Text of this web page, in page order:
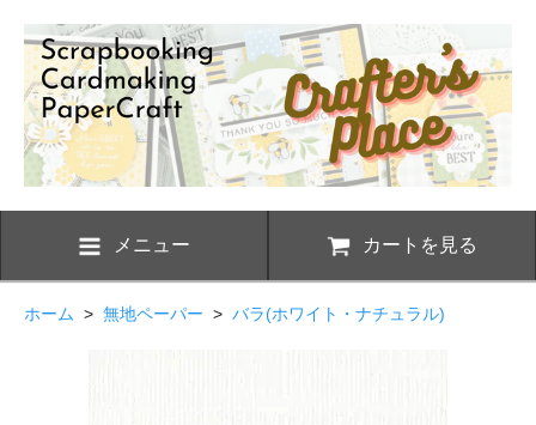
メニュー カートを見る
ホーム > 無地ペーパー > バラ(ホワイト・ナチュラル)